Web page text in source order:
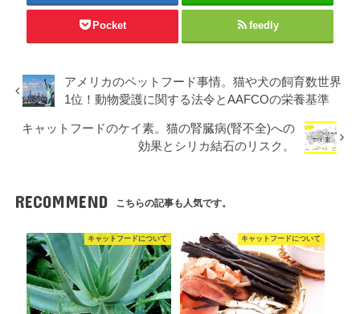
Pocket feedly
アメリカのペットフード事情。猫や犬の飼育数世界
1位！動物愛護に関する法令とAAFCOの栄養基準
キャットフードのケイ素。猫の腎臓病(腎不全)への
効果とシリカ結石のリスク。
RECOMMEND こちらの記事も人気です。
キャットフードについて キャットフードについて